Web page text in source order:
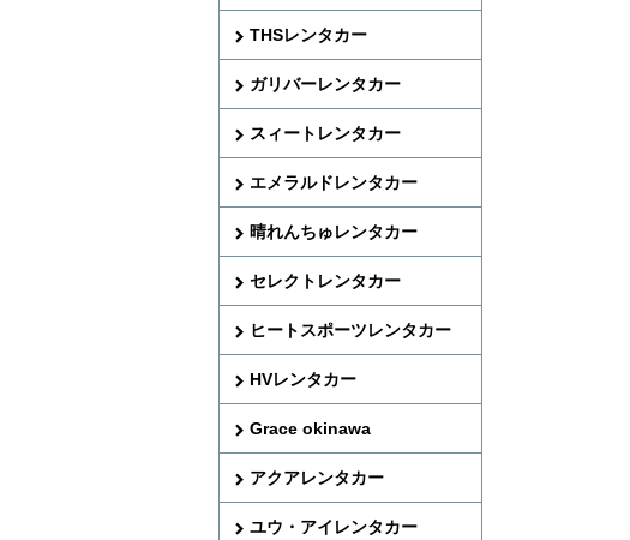
THSレンタカー
ガリバーレンタカー
スィートレンタカー
エメラルドレンタカー
晴れんちゅレンタカー
セレクトレンタカー
ヒートスポーツレンタカー
HVレンタカー
Grace okinawa
アクアレンタカー
ユウ・アイレンタカー